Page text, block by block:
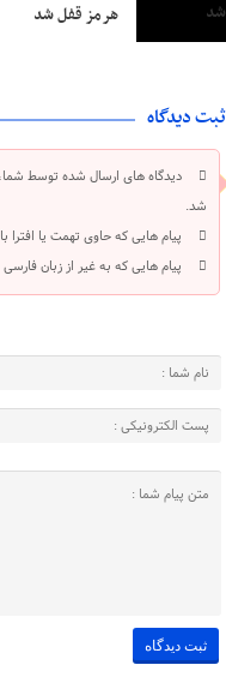
هرمز قفل شد
ثبت دیدگاه
دیدگاه های ارسال شده توسط
شد.
پیام هایی که حاوی تهمت یا
پیام هایی که به غیر از زبان